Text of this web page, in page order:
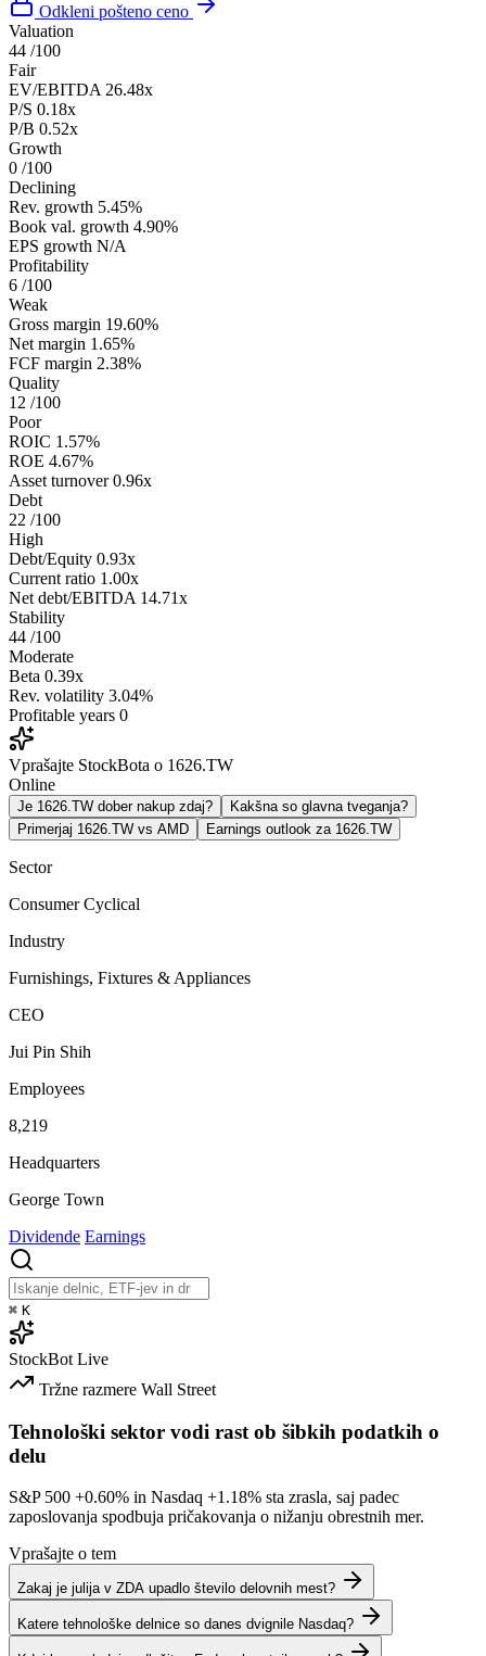
Odkleni pošteno ceno
Valuation
44 /100
Fair
EV/EBITDA 26.48x
P/S 0.18x
P/B 0.52x
Growth
0 /100
Declining
Rev. growth 5.45%
Book val. growth 4.90%
EPS growth N/A
Profitability
6 /100
Weak
Gross margin 19.60%
Net margin 1.65%
FCF margin 2.38%
Quality
12 /100
Poor
ROIC 1.57%
ROE 4.67%
Asset turnover 0.96x
Debt
22 /100
High
Debt/Equity 0.93x
Current ratio 1.00x
Net debt/EBITDA 14.71x
Stability
44 /100
Moderate
Beta 0.39x
Rev. volatility 3.04%
Profitable years 0
Vprašajte StockBota o 1626.TW
Online
Je 1626.TW dober nakup zdaj?
Kakšna so glavna tveganja?
Primerjaj 1626.TW vs AMD
Earnings outlook za 1626.TW
Sector
Consumer Cyclical
Industry
Furnishings, Fixtures & Appliances
CEO
Jui Pin Shih
Employees
8,219
Headquarters
George Town
Dividende Earnings
⌘ K
StockBot Live
Tržne razmere Wall Street
Tehnološki sektor vodi rast ob šibkih podatkih o
delu
S&P 500 +0.60% in Nasdaq +1.18% sta zrasla, saj padec
zaposlovanja spodbuja pričakovanja o nižanju obrestnih mer.
Vprašajte o tem
Zakaj je julija v ZDA upadlo število delovnih mest?
Katere tehnološke delnice so danes dvignile Nasdaq?